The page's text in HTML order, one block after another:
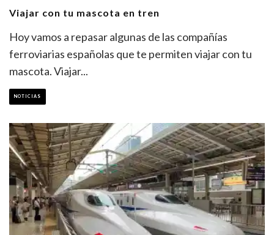
Viajar con tu mascota en tren
Hoy vamos a repasar algunas de las compañías
ferroviarias españolas que te permiten viajar con tu
mascota. Viajar...
NOTICIAS